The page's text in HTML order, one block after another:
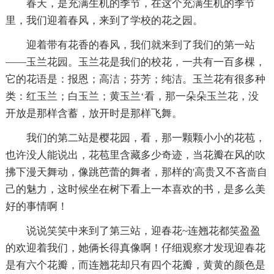
春天，是充满生机的季节，在这个充满生机的季节
里，我们迎着春风，来到了学校的花之园。
迎着带有花香的春风，我们就来到了我们的第一站
——玉兰花园。玉兰花是我们的校花，一共有一百多棵，
它的花语是：报恩；高洁；芬芳；纯洁。玉兰花有很多种
类：红玉兰；白玉兰；黄玉兰‘看，那一朵朵玉兰花，没
开放是那样含蓄，放开时是那样飞舞。
我们的第二站是樱花园，看，那一颗颗小小的花苞，
也许没人能说出，花苞里含藏多少奇迹，当花瓣在风的吹
拂下漫天舞动，像跳芭蕾的舞者，那样的'高贵又不吝啬自
己的魅力，这时候坐在树下看上一本喜欢的书，是多么美
好的事情啊！
说说笑笑中来到了第三站，迎春花~连翘花都笑盈盈
的欢迎着我们，她俩长得真像啊！仔细观察才发现迎春花
是有六个花瓣，而连翘花却只有四个花瓣，黄黄的颜色是